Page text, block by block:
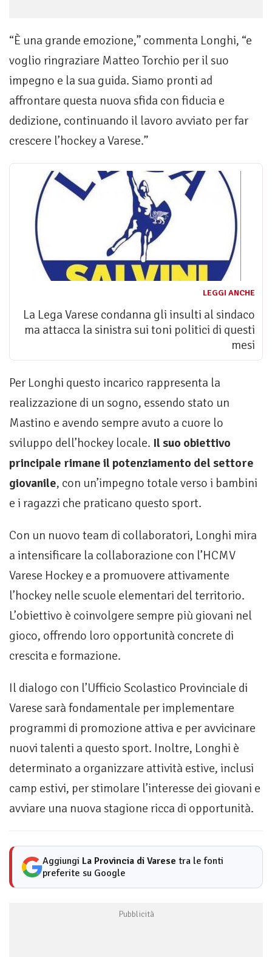
“È una grande emozione,” commenta Longhi, “e
voglio ringraziare Matteo Torchio per il suo
impegno e la sua guida. Siamo pronti ad
affrontare questa nuova sfida con fiducia e
dedizione, continuando il lavoro avviato per far
crescere l’hockey a Varese.”
LEGGI ANCHE
La Lega Varese condanna gli insulti al sindaco
ma attacca la sinistra sui toni politici di questi
mesi
Per Longhi questo incarico rappresenta la
realizzazione di un sogno, essendo stato un
Mastino e avendo sempre avuto a cuore lo
sviluppo dell’hockey locale. Il suo obiettivo
principale rimane il potenziamento del settore
giovanile, con un’impegno totale verso i bambini
e i ragazzi che praticano questo sport.
Con un nuovo team di collaboratori, Longhi mira
a intensificare la collaborazione con l’HCMV
Varese Hockey e a promuovere attivamente
l’hockey nelle scuole elementari del territorio.
L’obiettivo è coinvolgere sempre più giovani nel
gioco, offrendo loro opportunità concrete di
crescita e formazione.
Il dialogo con l’Ufficio Scolastico Provinciale di
Varese sarà fondamentale per implementare
programmi di promozione attiva e per avvicinare
nuovi talenti a questo sport. Inoltre, Longhi è
determinato a organizzare attività estive, inclusi
camp estivi, per stimolare l’interesse dei giovani e
avviare una nuova stagione ricca di opportunità.
Aggiungi La Provincia di Varese tra le fonti
preferite su Google